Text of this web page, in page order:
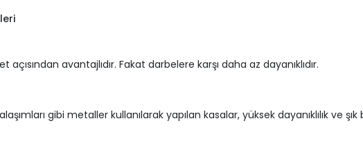
avantajlıdır. Fakat darbelere karşı daha az dayanıklıdır.
gibi metaller kullanılarak yapılan kasalar, yüksek dayanıklılık ve